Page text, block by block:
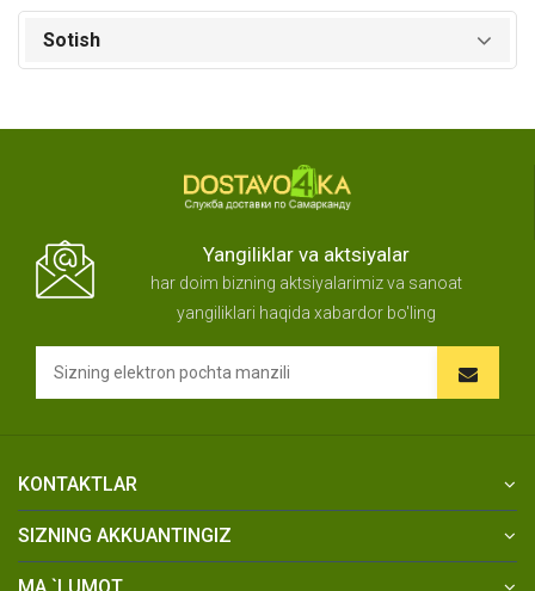
Sotish
Yangiliklar va aktsiyalar
har doim bizning aktsiyalarimiz va sanoat
yangiliklari haqida xabardor bo'ling
KONTAKTLAR
SIZNING AKKUANTINGIZ
MA `LUMOT